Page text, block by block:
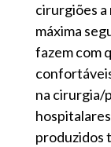
cirurgiões a
máxima
fazem com
na cirurgia/
produzidos